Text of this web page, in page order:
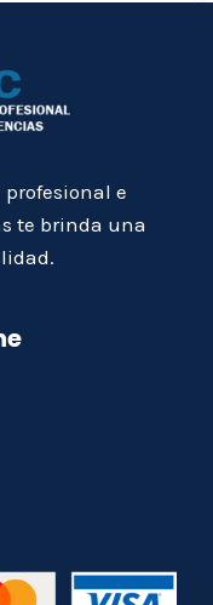
e
te brinda una